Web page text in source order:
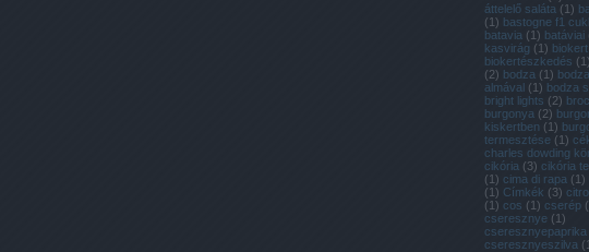
áttelelő saláta (1)
(1) bastogne f1
batavia (1) batáviai
kasvirág (1) biokert
biokertészkedés (1)
(2) bodza (1)
almával (1) bodza
bright lights (2)
burgonya (2)
kiskertben (1)
termesztése (1)
charles dowding
cikória (3) cikória
(1) cima di rapa (1)
(1) Címkék (3)
(1) cos (1) cserép (
cseresznye (1)
cseresznyepaprika
cseresznyeszilva (1